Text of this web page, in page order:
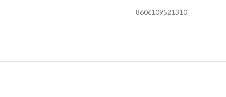
8606109521310